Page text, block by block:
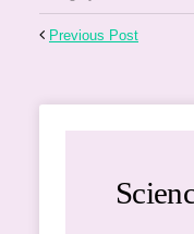
Previous Post